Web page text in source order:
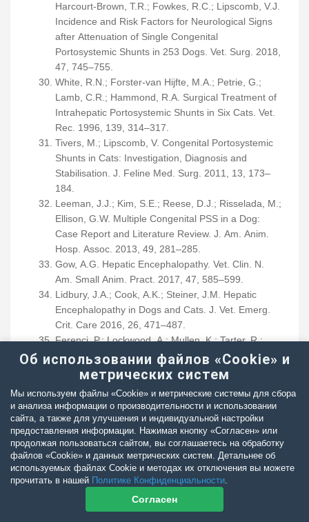
Harcourt-Brown, T.R.; Fowkes, R.C.; Lipscomb, V.J.
Incidence and Risk Factors for Neurological Signs
after Attenuation of Single Congenital
Portosystemic Shunts in 253 Dogs. Vet. Surg. 2018,
47, 745–755.
White, R.N.; Forster-van Hijfte, M.A.; Petrie, G.;
Lamb, C.R.; Hammond, R.A. Surgical Treatment of
Intrahepatic Portosystemic Shunts in Six Cats. Vet.
Rec. 1996, 139, 314–317.
Tivers, M.; Lipscomb, V. Congenital Portosystemic
Shunts in Cats: Investigation, Diagnosis and
Stabilisation. J. Feline Med. Surg. 2011, 13, 173–
184.
Leeman, J.J.; Kim, S.E.; Reese, D.J.; Risselada, M.;
Ellison, G.W. Multiple Congenital PSS in a Dog:
Case Report and Literature Review. J. Am. Anim.
Hosp. Assoc. 2013, 49, 281–285.
Gow, A.G. Hepatic Encephalopathy. Vet. Clin. N.
Am. Small Anim. Pract. 2017, 47, 585–599.
Lidbury, J.A.; Cook, A.K.; Steiner, J.M. Hepatic
Encephalopathy in Dogs and Cats. J. Vet. Emerg.
Crit. Care 2016, 26, 471–487.
Ferenci, P.; Lockwood, A.; Mullen, K.; Tarter, R.;
Weissenborn, K.; Blei, A.T. Hepatic Encephalopathy
—Definition, Nomenclature, Diagnosis, and
Quantification: Final Report of the Working Party at
the 11th World Congresses of Gastroenterology,
Vienna, 1998. Hepatology 2002, 35, 716–721.
Szatmári, V.; Rothuizen, J.; van den Ingh, T.S.G.M.;
van Sluijs, F.J.; Voorhout, G. Ultrasonographic
Findings in Dogs with Hyperammonemia: 90 Cases
(2000–2002). J. Am. Vet. Med. Assoc. 2004, 224,
717–727.
Об использовании файлов «Cookie» и
метрических систем
Мы используем файлы «Cookie» и метрические системы для сбора
и анализа информации о производительности и использовании
сайта, а также для улучшения и индивидуальной настройки
предоставления информации. Нажимая кнопку «Согласен» или
продолжая пользоваться сайтом, вы соглашаетесь на обработку
файлов «Cookie» и данных метрических систем. Детальнее об
используемых файлах Cookie и методах их отключения вы можете
прочитать в нашей Политике Конфиденциальности.
Согласен